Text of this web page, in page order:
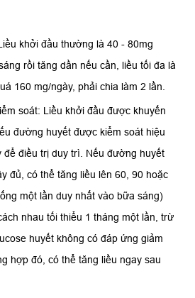
khởi đầu thường là 40 - 80mg
rồi tăng dần nếu cần, liều tối đa là
160 mg/ngày, phải chia làm 2 lần.
soát: Liều khởi đầu được khuyến
đường huyết được kiểm soát hiệu
để điều trị duy trì. Nếu đường huyết
đủ, có thể tăng liều lên 60, 90 hoặc
một lần duy nhất vào bữa sáng)
nhau tối thiểu 1 tháng một lần, trừ
huyết không có đáp ứng giảm
hợp đó, có thể tăng liều ngay sau